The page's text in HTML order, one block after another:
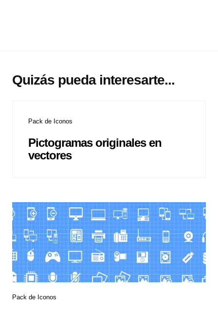
Quizás pueda interesarte...
Pack de Iconos
Pictogramas originales en
vectores
Pack de Iconos